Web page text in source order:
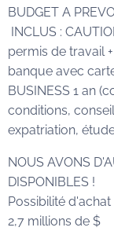
BUDGET A
INCLUS :
permis de travail
banque avec
BUSINESS 1 an
conditions,
expatriation,
NOUS AVONS
DISPONIBLES !
Possibilité d'achat
2,7 millions de $